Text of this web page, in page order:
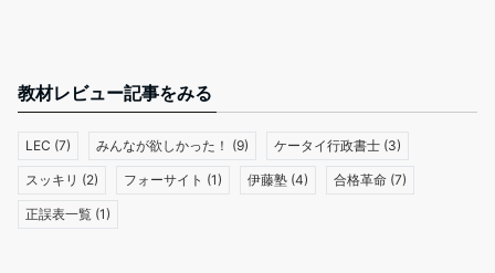
教材レビュー記事をみる
LEC (7) みんなが欲しかった！ (9) ケータイ行政書士 (3)
スッキリ (2) フォーサイト (1) 伊藤塾 (4) 合格革命 (7)
正誤表一覧 (1)